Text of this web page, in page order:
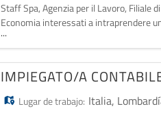
Staff Spa, Agenzia per il Lavoro, Filiale
Economia interessati a intraprendere
attività di: - analisi
...
IMPIEGATO/A
Lugar de trabajo: Italia,